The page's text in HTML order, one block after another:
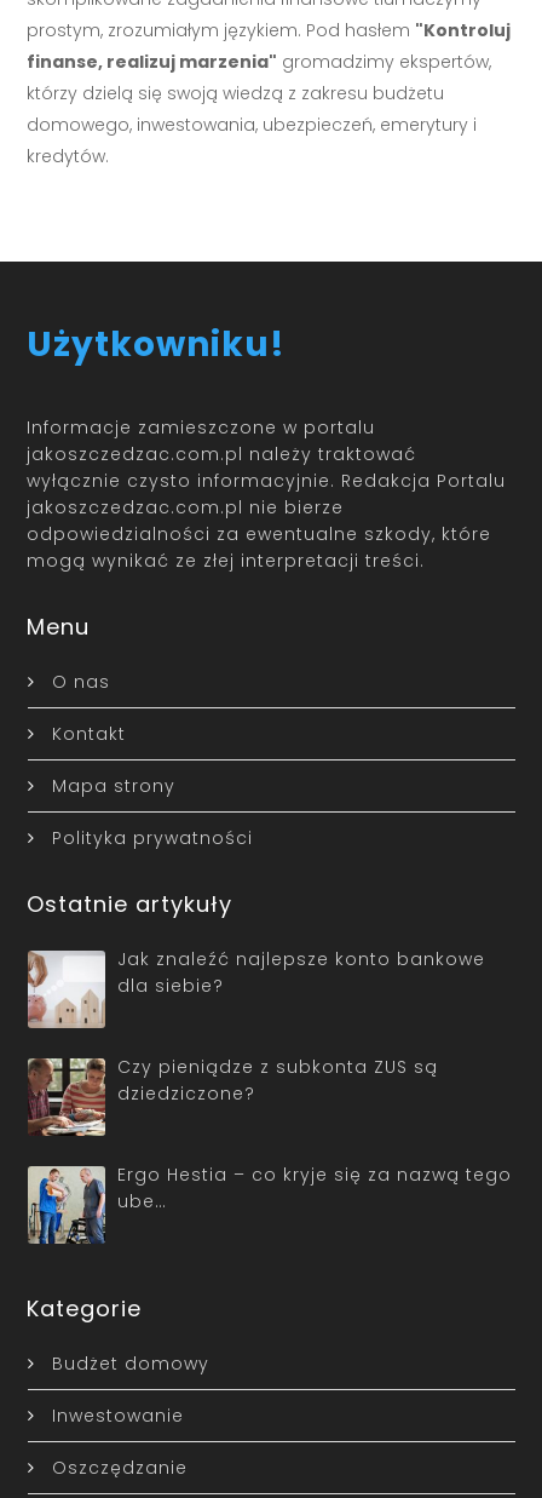
prostym, zrozumiałym językiem. Pod hasłem "Kontroluj
finanse, realizuj marzenia" gromadzimy ekspertów,
którzy dzielą się swoją wiedzą z zakresu budżetu
domowego, inwestowania, ubezpieczeń, emerytury i
kredytów.
Użytkowniku!
Informacje zamieszczone w portalu
jakoszczedzac.com.pl należy traktować
wyłącznie czysto informacyjnie. Redakcja Portalu
jakoszczedzac.com.pl nie bierze
odpowiedzialności za ewentualne szkody, które
mogą wynikać ze złej interpretacji treści.
Menu
O nas
Kontakt
Mapa strony
Polityka prywatności
Ostatnie artykuły
Jak znaleźć najlepsze konto bankowe
dla siebie?
Czy pieniądze z subkonta ZUS są
dziedziczone?
Ergo Hestia – co kryje się za nazwą tego
ube…
Kategorie
Budżet domowy
Inwestowanie
Oszczędzanie